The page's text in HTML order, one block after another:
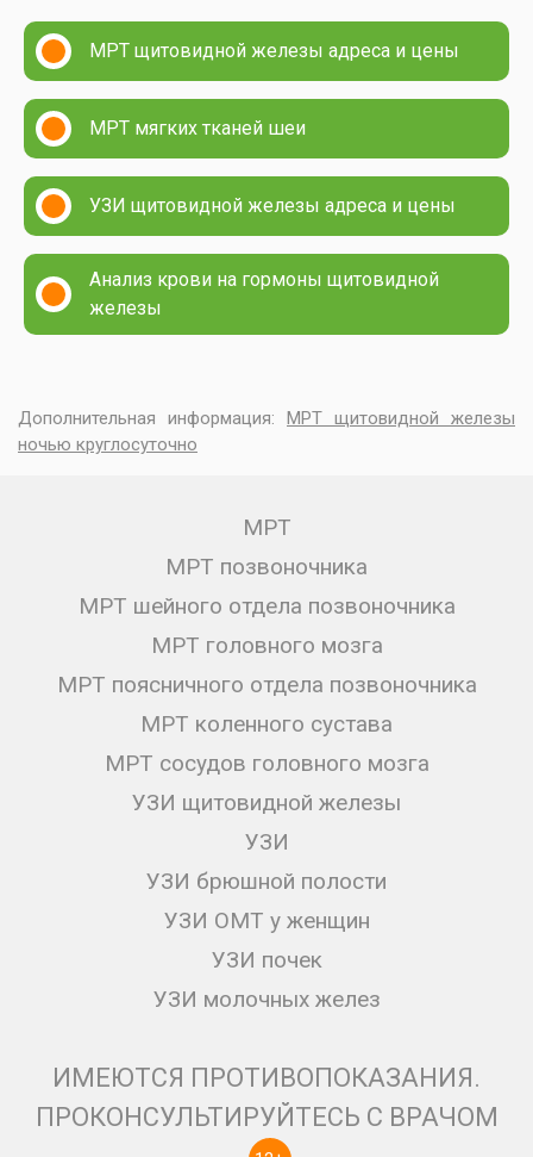
МРТ щитовидной железы адреса и цены
МРТ мягких тканей шеи
УЗИ щитовидной железы адреса и цены
Анализ крови на гормоны щитовидной
железы
Дополнительная информация: МРТ щитовидной железы
ночью круглосуточно
МРТ
МРТ позвоночника
МРТ шейного отдела позвоночника
МРТ головного мозга
МРТ поясничного отдела позвоночника
МРТ коленного сустава
МРТ сосудов головного мозга
УЗИ щитовидной железы
УЗИ
УЗИ брюшной полости
УЗИ ОМТ у женщин
УЗИ почек
УЗИ молочных желез
ИМЕЮТСЯ ПРОТИВОПОКАЗАНИЯ.
ПРОКОНСУЛЬТИРУЙТЕСЬ С ВРАЧОМ